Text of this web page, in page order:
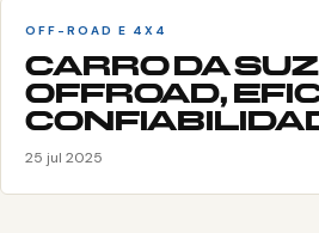
OFF-ROAD E 4X4
CARRO DA
OFFROAD,
25 jul 2025